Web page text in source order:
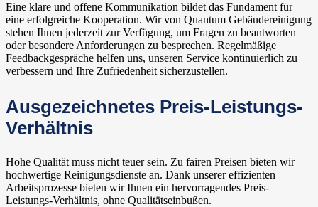
Eine klare und offene Kommunikation bildet das Fundament für
eine erfolgreiche Kooperation. Wir von Quantum Gebäudereinigung
stehen Ihnen jederzeit zur Verfügung, um Fragen zu beantworten
oder besondere Anforderungen zu besprechen. Regelmäßige
Feedbackgespräche helfen uns, unseren Service kontinuierlich zu
verbessern und Ihre Zufriedenheit sicherzustellen.
Ausgezeichnetes Preis-Leistungs-
Verhältnis
Hohe Qualität muss nicht teuer sein. Zu fairen Preisen bieten wir
hochwertige Reinigungsdienste an. Dank unserer effizienten
Arbeitsprozesse bieten wir Ihnen ein hervorragendes Preis-
Leistungs-Verhältnis, ohne Qualitätseinbußen.